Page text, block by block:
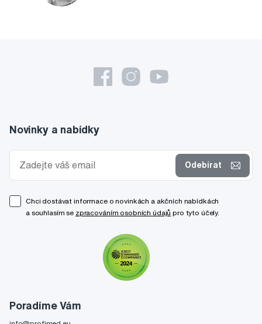
Poradíme Vám
Novinky a nabídky
Odebírat
Chci dostávat informace o novinkách a akčních nabídkách
a souhlasím se zpracováním osobních údajů pro tyto účely.